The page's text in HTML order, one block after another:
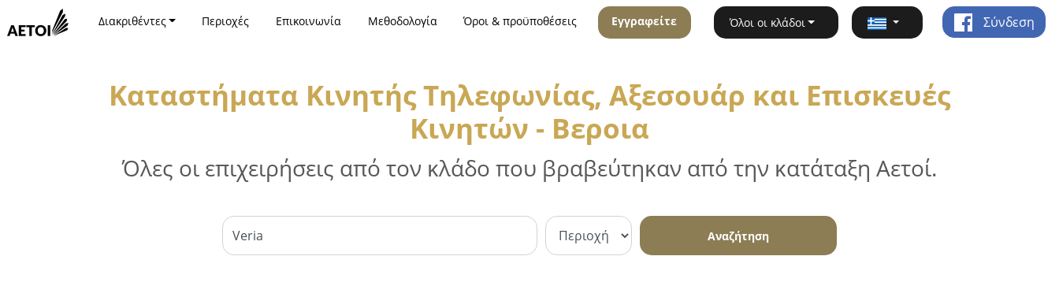
Διακριθέντες Περιοχές Επικοινωνία Μεθοδολογία Όροι & προϋποθέσεις Εγγραφείτε Όλοι οι κλάδοι Σύνδεση
Καταστήματα Κινητής Τηλεφωνίας, Αξεσουάρ και Επισκευές
Κινητών - Βεροια
Όλες οι επιχειρήσεις από τον κλάδο που βραβεύτηκαν από την κατάταξη Αετοί.
Αναζήτηση